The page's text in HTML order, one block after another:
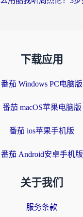
下载应用
番茄 Windows PC电脑版
番茄 macOS苹果电脑版
番茄 ios苹果手机版
番茄 Android安卓手机版
关于我们
服务条款